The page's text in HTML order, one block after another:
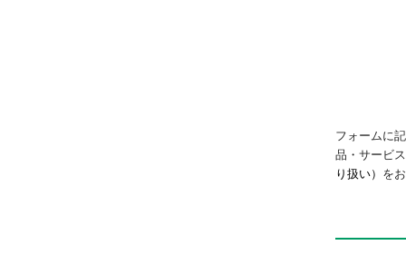
フォームに
品・サービ
り扱い） を